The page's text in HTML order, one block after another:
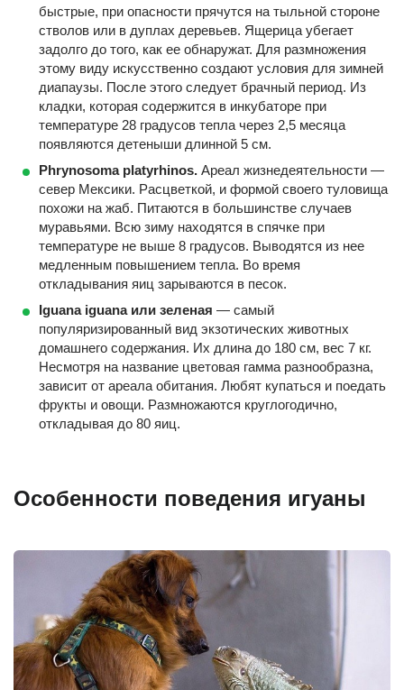
быстрые, при опасности прячутся на тыльной стороне
стволов или в дуплах деревьев. Ящерица убегает
задолго до того, как ее обнаружат. Для размножения
этому виду искусственно создают условия для зимней
диапаузы. После этого следует брачный период. Из
кладки, которая содержится в инкубаторе при
температуре 28 градусов тепла через 2,5 месяца
появляются детеныши длинной 5 см.
Phrynosoma platyrhinos. Ареал жизнедеятельности —
север Мексики. Расцветкой, и формой своего туловища
похожи на жаб. Питаются в большинстве случаев
муравьями. Всю зиму находятся в спячке при
температуре не выше 8 градусов. Выводятся из нее
медленным повышением тепла. Во время
откладывания яиц зарываются в песок.
Iguana iguana или зеленая — самый
популяризированный вид экзотических животных
домашнего содержания. Их длина до 180 см, вес 7 кг.
Несмотря на название цветовая гамма разнообразна,
зависит от ареала обитания. Любят купаться и поедать
фрукты и овощи. Размножаются круглогодично,
откладывая до 80 яиц.
Особенности поведения игуаны